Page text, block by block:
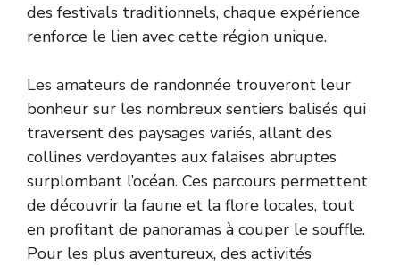
des festivals traditionnels, chaque expérience
renforce le lien avec cette région unique.
Les amateurs de randonnée trouveront leur
bonheur sur les nombreux sentiers balisés qui
traversent des paysages variés, allant des
collines verdoyantes aux falaises abruptes
surplombant l’océan. Ces parcours permettent
de découvrir la faune et la flore locales, tout
en profitant de panoramas à couper le souffle.
Pour les plus aventureux, des activités